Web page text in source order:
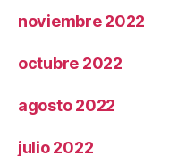
noviembre 2022
octubre 2022
agosto 2022
julio 2022